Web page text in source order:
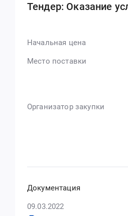
Тендер: Оказание
Начальная цена
Место поставки
Организатор закупки
Документация
09.03.2022